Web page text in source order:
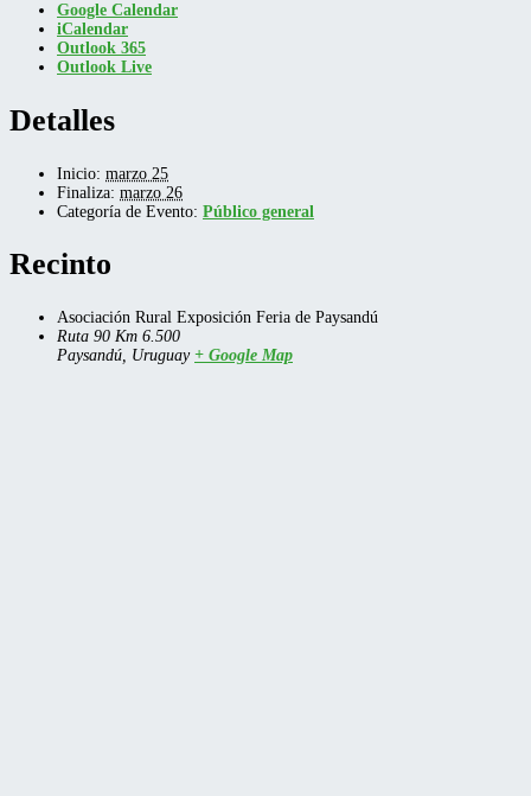
Google Calendar
iCalendar
Outlook 365
Outlook Live
Detalles
Inicio: marzo 25
Finaliza: marzo 26
Categoría de Evento: Público general
Recinto
Asociación Rural Exposición Feria de Paysandú
Ruta 90 Km 6.500
Paysandú Uruguay + Google Map